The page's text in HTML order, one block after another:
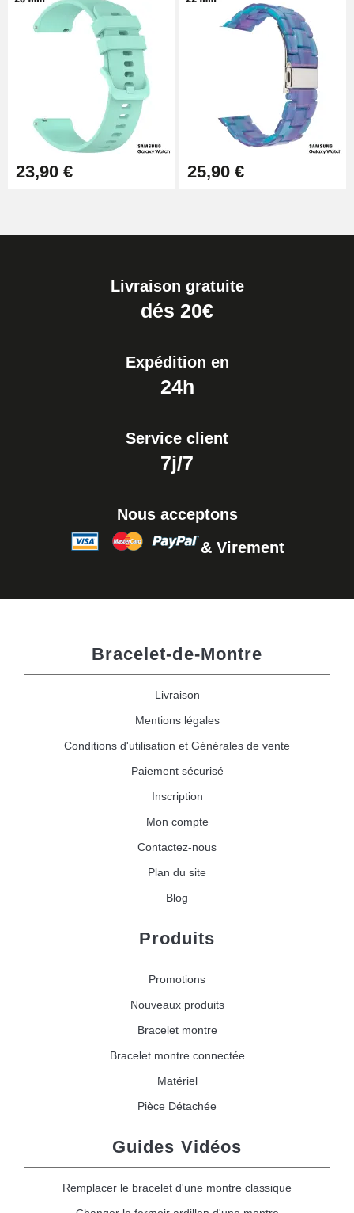
23,90 € 25,90 €
Livraison gratuite
dés 20€
Expédition en
24h
Service client
7j/7
Nous acceptons
& Virement
Bracelet-de-Montre
Livraison
Mentions légales
Conditions d'utilisation et Générales de vente
Paiement sécurisé
Inscription
Mon compte
Contactez-nous
Plan du site
Blog
Produits
Promotions
Nouveaux produits
Bracelet montre
Bracelet montre connectée
Matériel
Pièce Détachée
Guides Vidéos
Remplacer le bracelet d'une montre classique